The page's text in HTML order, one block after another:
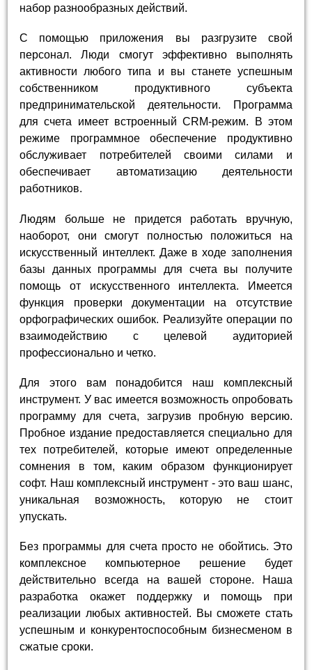
набор разнообразных действий.
С помощью приложения вы разгрузите свой
персонал. Люди смогут эффективно выполнять
активности любого типа и вы станете успешным
собственником продуктивного субъекта
предпринимательской деятельности. Программа
для счета имеет встроенный CRM-режим. В этом
режиме программное обеспечение продуктивно
обслуживает потребителей своими силами и
обеспечивает автоматизацию деятельности
работников.
Людям больше не придется работать вручную,
наоборот, они смогут полностью положиться на
искусственный интеллект. Даже в ходе заполнения
базы данных программы для счета вы получите
помощь от искусственного интеллекта. Имеется
функция проверки документации на отсутствие
орфографических ошибок. Реализуйте операции по
взаимодействию с целевой аудиторией
профессионально и четко.
Для этого вам понадобится наш комплексный
инструмент. У вас имеется возможность опробовать
программу для счета, загрузив пробную версию.
Пробное издание предоставляется специально для
тех потребителей, которые имеют определенные
сомнения в том, каким образом функционирует
софт. Наш комплексный инструмент - это ваш шанс,
уникальная возможность, которую не стоит
упускать.
Без программы для счета просто не обойтись. Это
комплексное компьютерное решение будет
действительно всегда на вашей стороне. Наша
разработка окажет поддержку и помощь при
реализации любых активностей. Вы сможете стать
успешным и конкурентоспособным бизнесменом в
сжатые сроки.